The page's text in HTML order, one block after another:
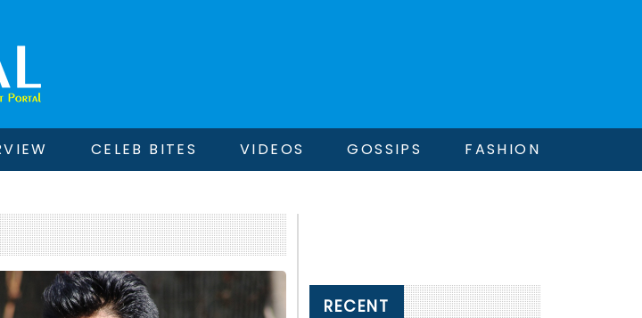
CELEB BITES VIDEOS GOSSIPS FASHION
RECENT